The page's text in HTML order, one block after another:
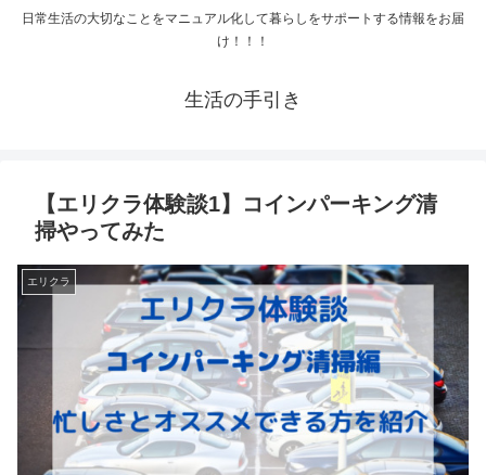
日常生活の大切なことをマニュアル化して暮らしをサポートする情報をお届
け！！！
生活の手引き
【エリクラ体験談1】コインパーキング清
掃やってみた
エリクラ